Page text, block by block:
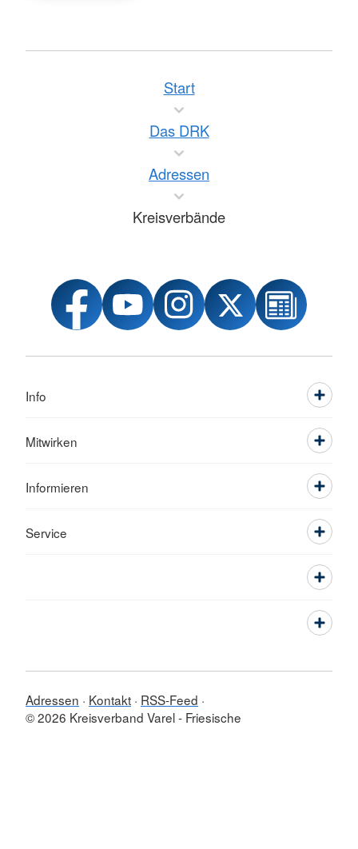
Start
Das DRK
Adressen
Kreisverbände
Info
Mitwirken
Informieren
Service
Adressen Kontakt RSS-Feed
© 2026 Kreisverband Varel - Friesische